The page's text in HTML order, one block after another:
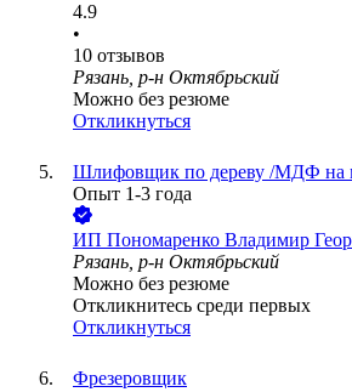
4.9
•
10 отзывов
Рязань, р-н Октябрьский
Можно без резюме
Откликнуться
Шлифовщик по дереву /МДФ на
Опыт 1-3 года
ИП Пономаренко Владимир
Рязань, р-н Октябрьский
Можно без резюме
Откликнитесь среди первых
Откликнуться
Фрезеровщик